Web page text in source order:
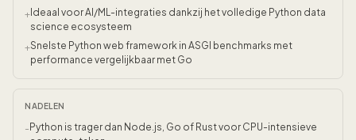
+ Ideaal voor AI/ML-integraties dankzij het volledige Python data
science ecosysteem
+Snelste Python web framework in ASGI benchmarks met
performance vergelijkbaar met Go
NADELEN
- Python is trager dan Node.js, Go of Rust voor CPU-intensieve